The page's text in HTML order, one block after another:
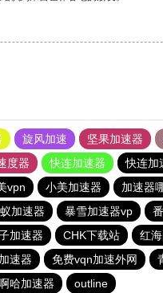
旋风加速 坚果加速器
度器 快连加速器 快连加
vpn 小美加速器 加速器
加速器 暴雪加速器vp
加速器 CHK下载站 红
速器 免费vqn加速外网
哈加速器 outline